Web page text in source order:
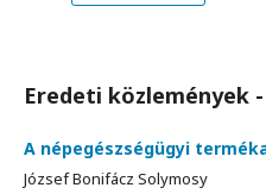
Eredeti közlemények
A népegészségügyi
József Bonifácz Solymosy